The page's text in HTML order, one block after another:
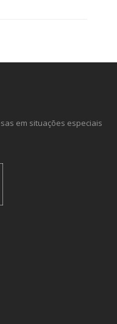
em situações especiais